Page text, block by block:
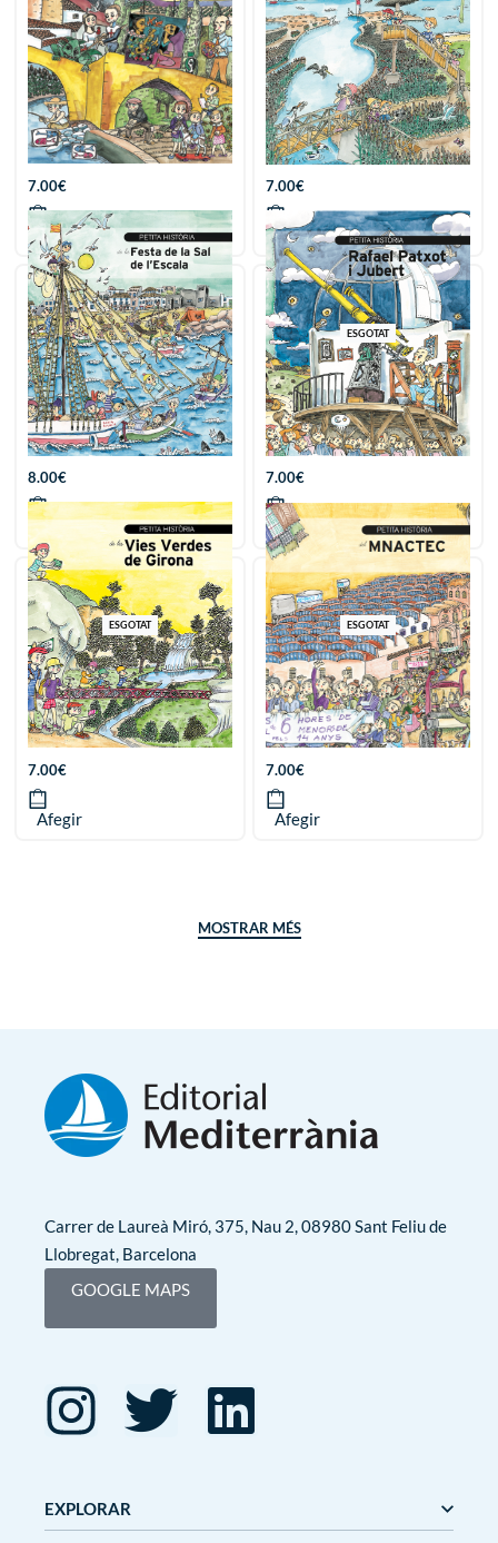
Petita història de Maties
Palau Ferré
7.00€
Afegir
Petita història de l’arròs
del Delta de l’Ebre
7.00€
Afegir
Petita història de la Festa
de la Sal de l’Escala
8.00€
Afegir
ESGOTAT
Petita història de Rafael
Patxot i Jubert
7.00€
Afegir
ESGOTAT
Petita història de les Vies
Verdes de Girona
7.00€
Afegir
ESGOTAT
Petita història del
MNACTEC
7.00€
Afegir
Carrer de Laureà Miró, 375, Nau 2, 08980 Sant Feliu de
Llobregat, Barcelona
GOOGLE MAPS
EXPLORAR